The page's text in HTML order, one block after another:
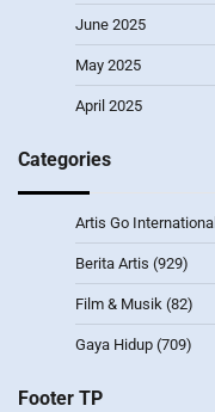
June 2025
May 2025
April 2025
Categories
Artis Go International
Berita Artis (929)
Film & Musik (82)
Gaya Hidup (709)
Footer TP